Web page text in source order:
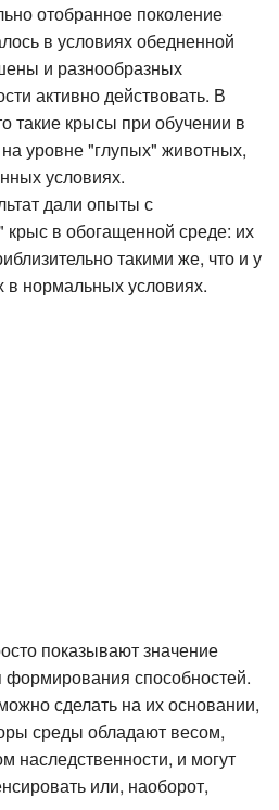
отобранное поколение
в условиях обедненной
и разнообразных
активно действовать. В
такие крысы при обучении в
уровне "глупых" животных,
условиях.
дали опыты с
в обогащенной среде: их
такими же, что и у
нормальных условиях.
показывают значение
формирования способностей.
сделать на их основании,
среды обладают весом,
наследственности, и могут
или, наоборот,